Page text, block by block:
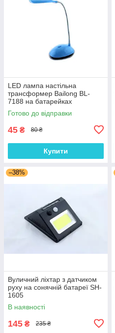
LED лампа настільна
трансформер Bailong BL-
7188 на батарейках
Готово до відправки
45 ₴ 80 ₴
Купити
–38%
Вуличний ліхтар з датчиком
руху на сонячній батареї SH-
1605
В наявності
145 ₴ 235 ₴